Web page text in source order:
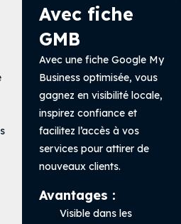
Avec fiche
GMB
Avec une fiche Google My
Business optimisée, vous
gagnez en visibilité locale,
inspirez confiance et
facilitez l’accès à vos
services pour attirer de
nouveaux clients.
Avantages :
Visible dans les